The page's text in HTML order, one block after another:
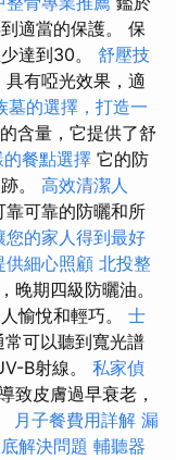
適當的保護。 保
達到30。 舒壓技
有啞光效果，適
墓的選擇，打造一
含量，它提供了舒
餐點選擇 它的防
。 高效清潔人
靠可靠的防曬和所
您的家人得到最好
供細心照顧 北投整
晚期四級防曬油。
愉悅和輕巧。 士
可以聽到寬光譜
B射線。 私家偵
致皮膚過早衰老，
月子餐費用詳解 漏
解決問題 輔聽器